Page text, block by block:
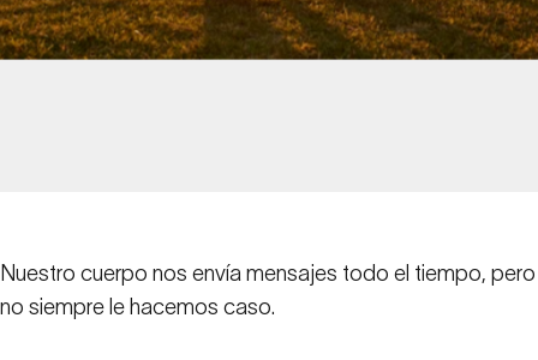
Nuestro cuerpo nos envía mensajes todo el tiempo, pero
no siempre le hacemos caso.